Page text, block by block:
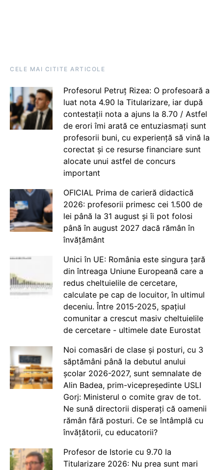
CELE MAI CITITE ARTICOLE
Profesorul Petruț Rizea: O profesoară a
luat nota 4.90 la Titularizare, iar după
contestații nota a ajuns la 8.70 / Astfel
de erori îmi arată ce entuziasmați sunt
profesorii buni, cu experiență să vină la
corectat și ce resurse financiare sunt
alocate unui astfel de concurs
important
OFICIAL Prima de carieră didactică
2026: profesorii primesc cei 1.500 de
lei până la 31 august și îi pot folosi
până în august 2027 dacă rămân în
învățământ
Unici în UE: România este singura țară
din întreaga Uniune Europeană care a
redus cheltuielile de cercetare,
calculate pe cap de locuitor, în ultimul
deceniu. Între 2015-2025, spațiul
comunitar a crescut masiv cheltuielile
de cercetare - ultimele date Eurostat
Noi comasări de clase și posturi, cu 3
săptămâni până la debutul anului
școlar 2026-2027, sunt semnalate de
Alin Badea, prim-vicepreședinte USLI
Gorj: Ministerul o comite grav de tot.
Ne sună directorii disperați că oamenii
rămân fără posturi. Ce se întâmplă cu
învățătorii, cu educatorii?
Profesor de Istorie cu 9.70 la
Titularizare 2026: Nu prea sunt mari